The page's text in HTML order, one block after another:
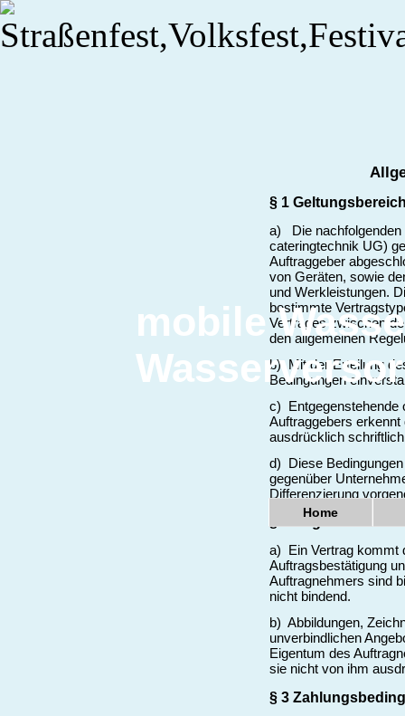
Home
mobile
§ 1
a) Die nachfolgenden
cateringtechnik UG)
Auftraggeber
von Geräten, sowie
und Werkleistungen.
bestimmte
Vertrages zwischen
den allgemeinen
b) Mit der Erteilung
Bedingungen
c) Entgegenstehende
Auftraggebers
ausdrücklich
d) Diese
gegenüber
Differenzierung
§ 2 Angebot und
a) Ein Vertrag kommt
Auftragsbestätigung
Auftragnehmers sind
nicht bindend.
b) Abbildungen,
unverbindlichen
Eigentum des
sie nicht von ihm
§ 3